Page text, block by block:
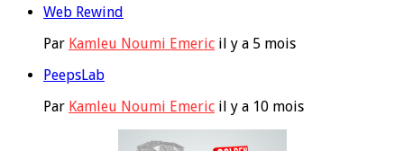
Web Rewind
Par Kamleu Noumi Emeric il y a 5 mois
PeepsLab
Par Kamleu Noumi Emeric il y a 10 mois